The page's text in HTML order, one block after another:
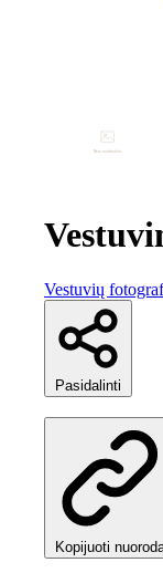
Vestuvių
Pasidalinti
Kopijuoti